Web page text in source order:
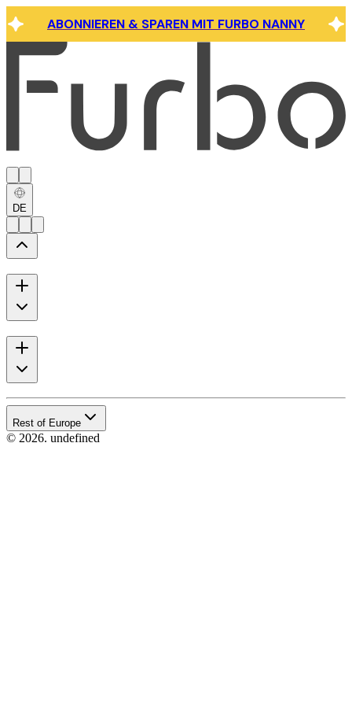
ABONNIEREN & SPAREN MIT FURBO NANNY
DE
Rest of Europe
© 2026. undefined